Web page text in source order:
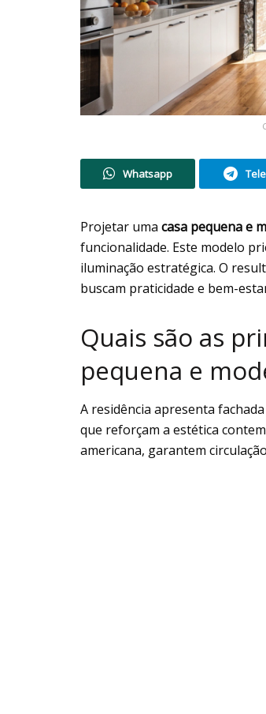
Whatsapp
Projetar uma casa pequena e
funcionalidade. Este modelo
iluminação estratégica. O
buscam praticidade e bem-
Quais são as
pequena e
A residência apresenta
que reforçam a estética
americana, garantem